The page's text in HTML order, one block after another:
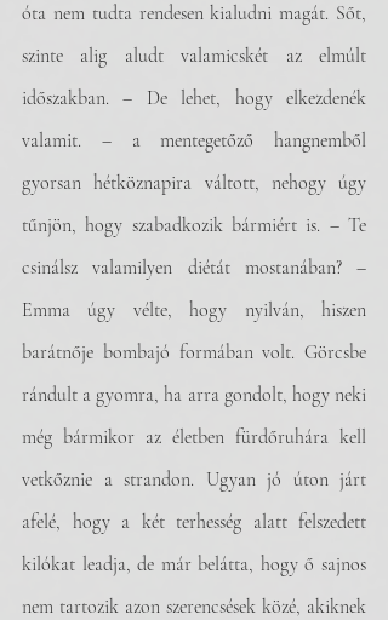
óta nem tudta rendesen kialudni magát. Sőt,
szinte alig aludt valamicskét az elmúlt
időszakban. – De lehet, hogy elkezdenék
valamit. – a mentegetőző hangnemből
gyorsan hétköznapira váltott, nehogy úgy
tűnjön, hogy szabadkozik bármiért is. – Te
csinálsz valamilyen diétát mostanában? –
Emma úgy vélte, hogy nyilván, hiszen
barátnője bombajó formában volt. Görcsbe
rándult a gyomra, ha arra gondolt, hogy neki
még bármikor az életben fürdőruhára kell
vetkőznie a strandon. Ugyan jó úton járt
afelé, hogy a két terhesség alatt felszedett
kilókat leadja, de már belátta, hogy ő sajnos
nem tartozik azon szerencsések közé, akiknek